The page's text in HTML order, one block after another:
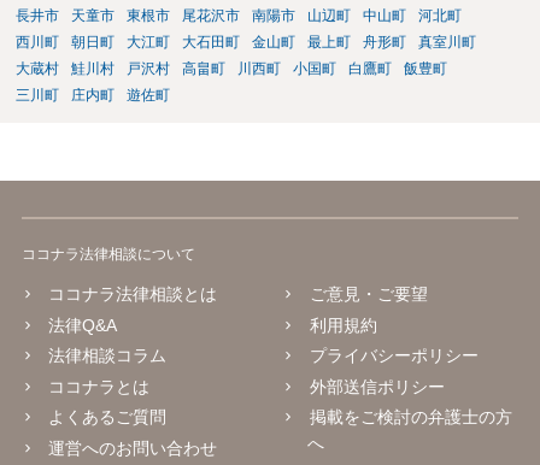
長井市
天童市 東根市 尾花沢市 南陽市 山辺町 中山町
河北町
西川町
朝日町 大江町 大石田町 金山町 最上町 舟形町
真室川町
大蔵村
鮭川村 戸沢村 高畠町 川西町 小国町 白鷹町
飯豊町
三川町
庄内町 遊佐町
ココナラ法律相談について
ココナラ法律相談とは
法律Q&A
法律相談コラム
ココナラとは
よくあるご質問
運営へのお問い合わせ
ご意見・ご要望
利用規約
プライバシーポリシー
外部送信ポリシー
掲載をご検討の弁護士の方
へ